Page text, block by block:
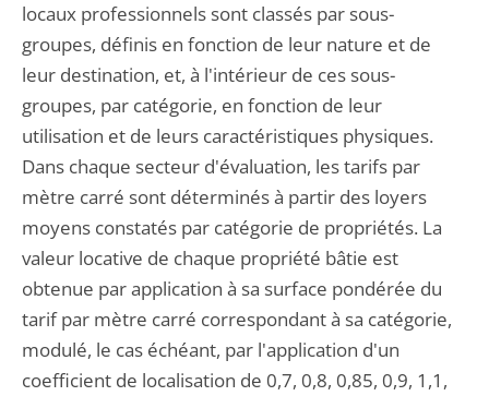
locaux professionnels sont classés par sous-
groupes, définis en fonction de leur nature et de
leur destination, et, à l'intérieur de ces sous-
groupes, par catégorie, en fonction de leur
utilisation et de leurs caractéristiques physiques.
Dans chaque secteur d'évaluation, les tarifs par
mètre carré sont déterminés à partir des loyers
moyens constatés par catégorie de propriétés. La
valeur locative de chaque propriété bâtie est
obtenue par application à sa surface pondérée du
tarif par mètre carré correspondant à sa catégorie,
modulé, le cas échéant, par l'application d'un
coefficient de localisation de 0,7, 0,8, 0,85, 0,9, 1,1,